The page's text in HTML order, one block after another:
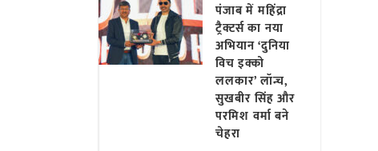
पंजाब में महिंद्रा
ट्रैक्टर्स का नया
अभियान ‘दुनिया
विच इक्को
ललकार’ लॉन्च,
सुखबीर सिंह और
परमिश वर्मा बने
चेहरा